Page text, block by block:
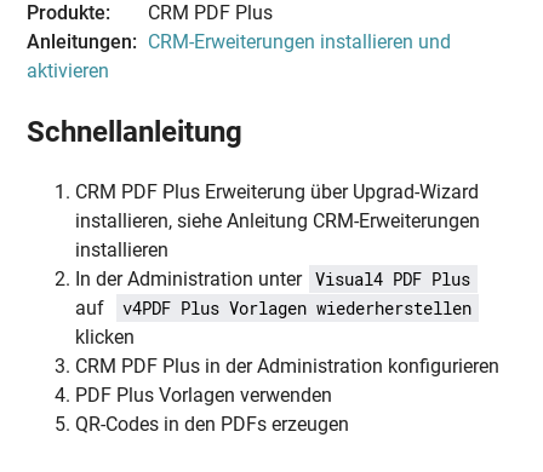
Produkte:
CRM PDF Plus
Anleitungen: CRM-Erweiterungen installieren und
aktivieren
Schnellanleitung
CRM PDF Plus Erweiterung über Upgrad-Wizard
installieren, siehe Anleitung CRM-Erweiterungen
installieren
In der Administration unter Visual4 PDF Plus
auf v4PDF Plus Vorlagen wiederherstellen
klicken
CRM PDF Plus in der Administration konfigurieren
PDF Plus Vorlagen verwenden
QR-Codes in den PDFs erzeugen